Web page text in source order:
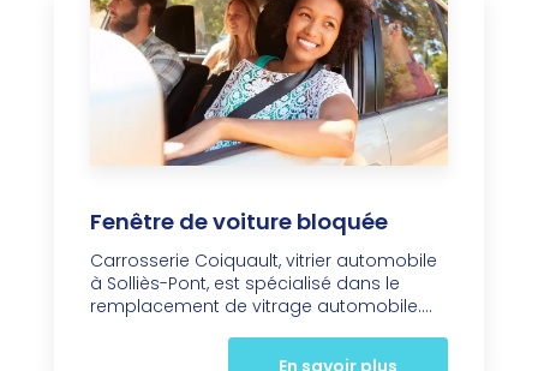
Fenêtre de voiture bloquée
Carrosserie Coiquault, vitrier automobile
à Solliès-Pont, est spécialisé dans le
remplacement de vitrage automobile....
En savoir plus